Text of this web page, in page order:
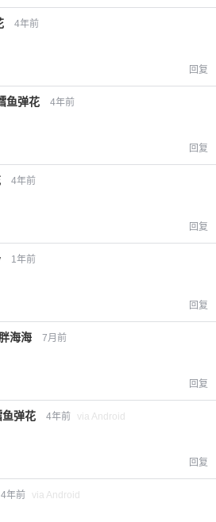
4年前
回复
鱼弹花 4年前
回复
4年前
回复
1年前
回复
海海 7月前
回复
鱼弹花 4年前 via Android
回复
4年前 via Android